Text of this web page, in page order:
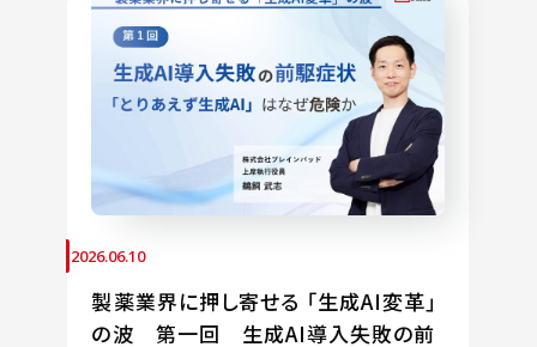
2026.06.10
製薬業界に押し寄せる 「生成AI変革」
の波 第一回 生成AI導入失敗の前